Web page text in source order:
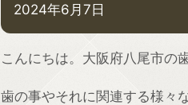
2024年6月7日
こんにちは。大阪府八尾市の
歯の事やそれに関連する様々